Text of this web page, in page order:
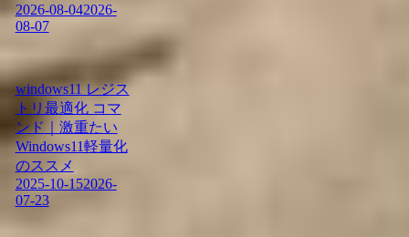
2026-08-042026-
08-07
windows11 レジス
トリ最適化 コマ
ンド｜激重たい
Windows11軽量化
のススメ
2025-10-152026-
07-23